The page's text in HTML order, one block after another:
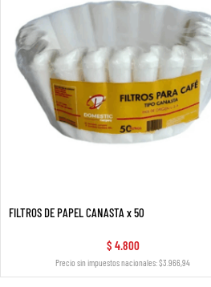
FILTROS DE PAPEL CANASTA x 50
$ 4.800
Precio sin impuestos nacionales: $3.966,94